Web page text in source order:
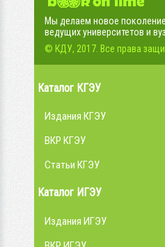
Мы делаем новое
ведущих университетов и
© КДУ, 2017. Все права
Каталог КГЭУ
Издания КГЭУ
ВКР КГЭУ
Статьи КГЭУ
Каталог ИГЭУ
Издания ИГЭУ